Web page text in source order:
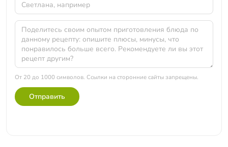
От 20 до 1000 символов. Ссылки на сторонние сайты запрещены.
Отправить